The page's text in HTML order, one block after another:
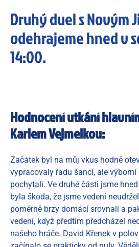
Druhý duel s Novým
odehrajeme hned v
14:00.
Hodnocení utkání
Karlem Vejmelkou:
Začátek byl na můj vkus hodně
vypracovaly řadu šancí, ale
pochytali. Ve druhé části jsme
byla škoda, že jsme vedení
poměrně brzy domácí srovnali a
vedení, když předtím předcházel
našeho hráče. David Křenek v